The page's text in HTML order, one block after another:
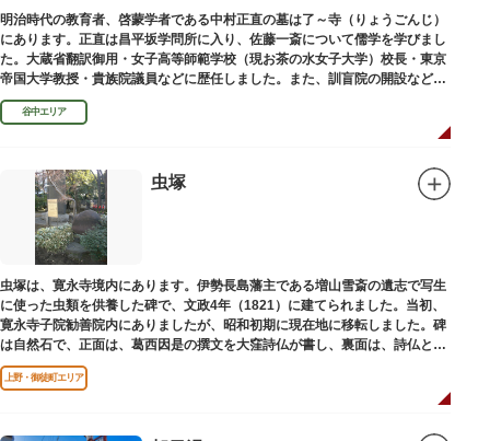
明治時代の教育者、啓蒙学者である中村正直の墓は了～寺（りょうごんじ）
にあります。正直は昌平坂学問所に入り、佐藤一斎について儒学を学びまし
た。大蔵省翻訳御用・女子高等師範学校（現お茶の水女子大学）校長・東京
帝国大学教授・貴族院議員などに歴任しました。また、訓盲院の開設など女
子教育や障害者教育にも力を注ぎました。明治24（1891）病没しました。
谷中エリア
虫塚
虫塚は、寛永寺境内にあります。伊勢長島藩主である増山雪斎の遺志で写生
に使った虫類を供養した碑で、文政4年（1821）に建てられました。当初、
寛永寺子院勧善院内にありましたが、昭和初期に現在地に移転しました。碑
は自然石で、正面は、葛西因是の撰文を大窪詩仏が書し、裏面は、詩仏と菊
池五山の自筆の詩が刻まれています。
上野・御徒町エリア